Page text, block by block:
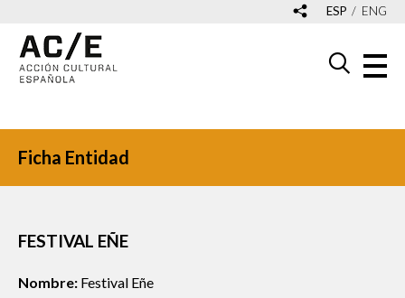
ESP ENG
Ficha Entidad
FESTIVAL EÑE
Nombre: Festival Eñe